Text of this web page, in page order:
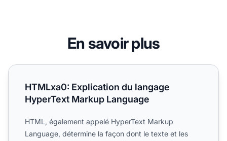
En savoir plus
HTMLxa0: Explication du langage HyperText Markup
HTMLxa0: Explication du langage
HyperText Markup Language
HTML, également appelé HyperText Markup
Language, détermine la façon dont le texte et les